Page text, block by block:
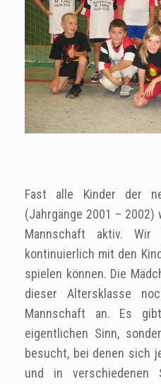
Fast alle Kinder der
(Jahrgänge 2001 –
Mannschaft aktiv.
kontinuierlich mit den
spielen können. Die
dieser Altersklasse
Mannschaft an. Es
eigentlichen Sinn,
besucht, bei denen sich
und in verschiedenen